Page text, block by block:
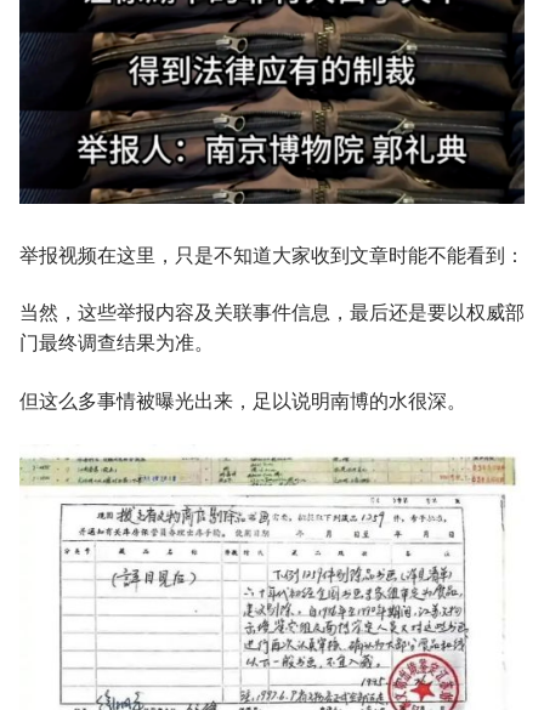
举报视频在这里，只是不知道大家收到文章时能不能看到：
当然，这些举报内容及关联事件信息，最后还是要以权威部
门最终调查结果为准。
但这么多事情被曝光出来，足以说明南博的水很深。